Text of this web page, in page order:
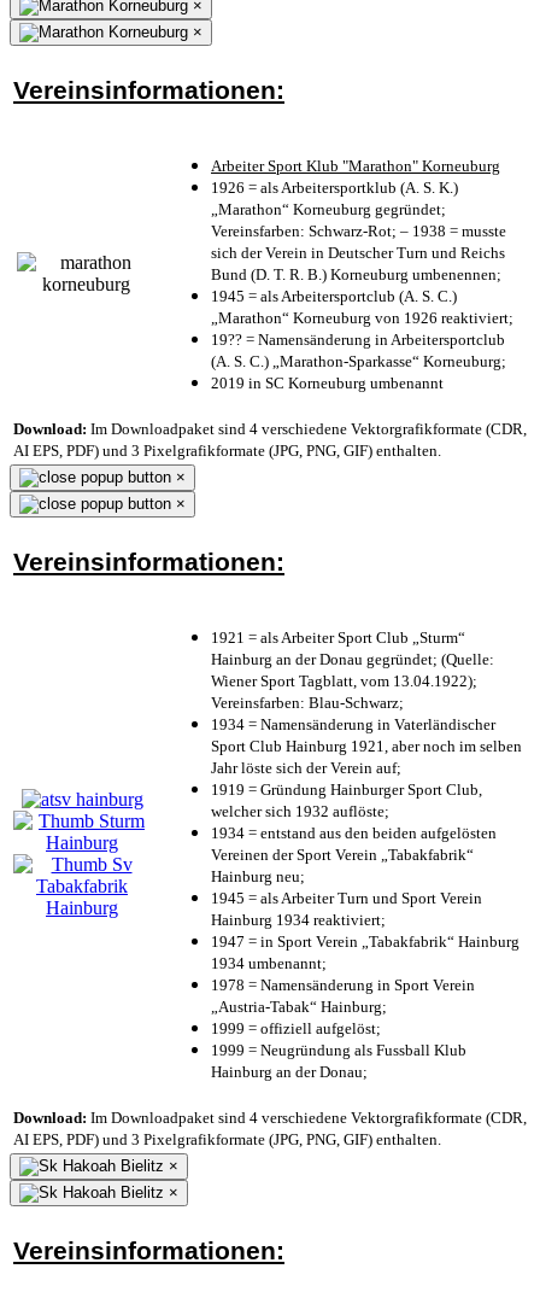
×
×
Vereinsinformationen:
Arbeiter Sport Klub "Marathon" Korneuburg
1926 = als Arbeitersportklub (A. S. K.)
„Marathon“ Korneuburg gegründet;
Vereinsfarben: Schwarz-Rot; – 1938 = musste
sich der Verein in Deutscher Turn und Reichs
Bund (D. T. R. B.) Korneuburg umbenennen;
1945 = als Arbeitersportclub (A. S. C.)
„Marathon“ Korneuburg von 1926 reaktiviert;
19?? = Namensänderung in Arbeitersportclub
(A. S. C.) „Marathon-Sparkasse“ Korneuburg;
2019 in SC Korneuburg umbenannt
Download: Im Downloadpaket sind 4 verschiedene Vektorgrafikformate (CDR,
AI EPS, PDF) und 3 Pixelgrafikformate (JPG, PNG, GIF) enthalten.
×
×
Vereinsinformationen:
1921 = als Arbeiter Sport Club „Sturm“
Hainburg an der Donau gegründet; (Quelle:
Wiener Sport Tagblatt, vom 13.04.1922);
Vereinsfarben: Blau-Schwarz;
1934 = Namensänderung in Vaterländischer
Sport Club Hainburg 1921, aber noch im selben
Jahr löste sich der Verein auf;
1919 = Gründung Hainburger Sport Club,
welcher sich 1932 auflöste;
1934 = entstand aus den beiden aufgelösten
Vereinen der Sport Verein „Tabakfabrik“
Hainburg neu;
1945 = als Arbeiter Turn und Sport Verein
Hainburg 1934 reaktiviert;
1947 = in Sport Verein „Tabakfabrik“ Hainburg
1934 umbenannt;
1978 = Namensänderung in Sport Verein
„Austria-Tabak“ Hainburg;
1999 = offiziell aufgelöst;
1999 = Neugründung als Fussball Klub
Hainburg an der Donau;
Download: Im Downloadpaket sind 4 verschiedene Vektorgrafikformate (CDR,
AI EPS, PDF) und 3 Pixelgrafikformate (JPG, PNG, GIF) enthalten.
×
×
Vereinsinformationen: